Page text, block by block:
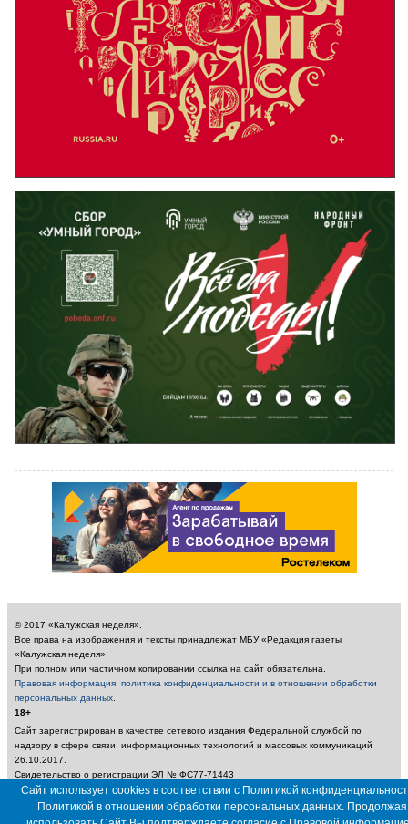
© 2017 «Калужская неделя».
Все права на изображения и тексты принадлежат МБУ «Редакция газеты
«Калужская неделя».
При полном или частичном копировании ссылка на сайт обязательна.
Правовая информация, политика конфиденциальности и в отношении обработки
персональных данных
18+
Сайт зарегистрирован в качестве сетевого издания Федеральной службой по
надзору в сфере связи, информационных технологий и массовых коммуникаций
26.10.2017.
Свидетельство о регистрации ЭЛ № ФС77-71443
Учредитель: Муниципальное бюджетное учреждение «Редакция газеты «Калужская
неделя»
Главный редактор: Амбарцумян А. Ю. / Электронный адрес редакции:
Сайт использует cookies в соответствии с Политикой
Политикой в отношении обработки персональных данных. Продолжая